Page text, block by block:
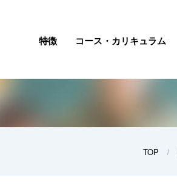
特徴 コース・カリキュラム
TOP